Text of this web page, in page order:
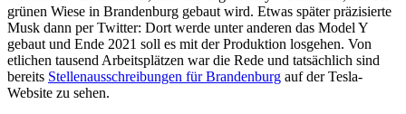
grünen Wiese in Brandenburg gebaut wird. Etwas später präzisierte
Musk dann per Twitter: Dort werde unter anderen das Model Y
gebaut und Ende 2021 soll es mit der Produktion losgehen. Von
etlichen tausend Arbeitsplätzen war die Rede und tatsächlich sind
bereits Stellenausschreibungen für Brandenburg auf der Tesla-
Website zu sehen.